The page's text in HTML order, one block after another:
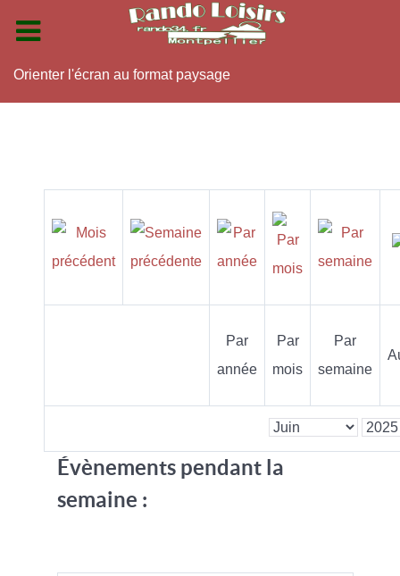
Orienter l'écran au format paysage
Par
année
Par
mois
Par
semaine
Évènements pendant la
semaine :